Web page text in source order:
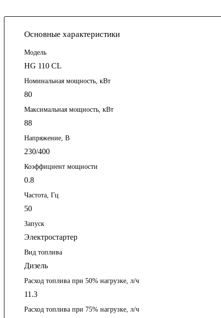
Основные характеристики
Модель
HG 110 CL
Номинальная мощность, кВт
80
Максимальная мощность, кВт
88
Напряжение, В
230/400
Коэффициент мощности
0.8
Частота, Гц
50
Запуск
Электростартер
Вид топлива
Дизель
Расход топлива при 50% нагрузке, л/ч
11.3
Расход топлива при 75% нагрузке, л/ч